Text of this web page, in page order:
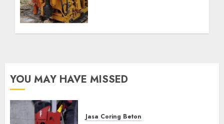
YOU MAY HAVE MISSED
Jasa Coring Beton